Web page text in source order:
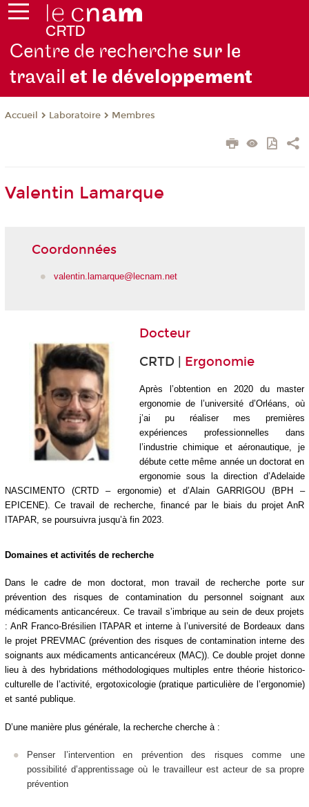
Centre de recherche sur le
travailet le développement
Accueil Laboratoire Membres
Valentin Lamarque
Coordonnées
valentin.lamarque@lecnam.net
Docteur
CRTD | Ergonomie
Après l’obtention en 2020 du master
ergonomie de l’université d’Orléans, où
j’ai pu réaliser mes premières
expériences professionnelles dans
l’industrie chimique et aéronautique, je
débute cette même année un doctorat en
ergonomie sous la direction d’Adelaide
NASCIMENTO (CRTD – ergonomie) et d’Alain GARRIGOU (BPH –
EPICENE). Ce travail de recherche, financé par le biais du projet AnR
ITAPAR, se poursuivra jusqu’à fin 2023.
Domaines et activités de recherche
Dans le cadre de mon doctorat, mon travail de recherche porte sur
prévention des risques de contamination du personnel soignant aux
médicaments anticancéreux. Ce travail s’imbrique au sein de deux projets
: AnR Franco-Brésilien ITAPAR et interne à l’université de Bordeaux dans
le projet PREVMAC (prévention des risques de contamination interne des
soignants aux médicaments anticancéreux (MAC)). Ce double projet donne
lieu à des hybridations méthodologiques multiples entre théorie historico-
culturelle de l’activité, ergotoxicologie (pratique particulière de l’ergonomie)
et santé publique.
D’une manière plus générale, la recherche cherche à :
Penser l’intervention en prévention des risques comme une
possibilité d’apprentissage où le travailleur est acteur de sa propre
prévention